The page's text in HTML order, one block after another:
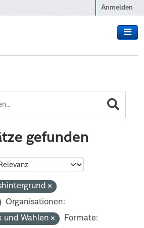
Anmelden
gefunden
Organisationen:
und Wahlen
Formate: